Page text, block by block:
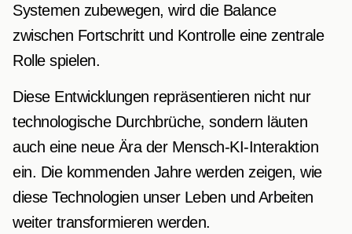
Systemen zubewegen, wird die Balance
zwischen Fortschritt und Kontrolle eine zentrale
Rolle spielen.
Diese Entwicklungen repräsentieren nicht nur
technologische Durchbrüche, sondern läuten
auch eine neue Ära der Mensch-KI-Interaktion
ein. Die kommenden Jahre werden zeigen, wie
diese Technologien unser Leben und Arbeiten
weiter transformieren werden.